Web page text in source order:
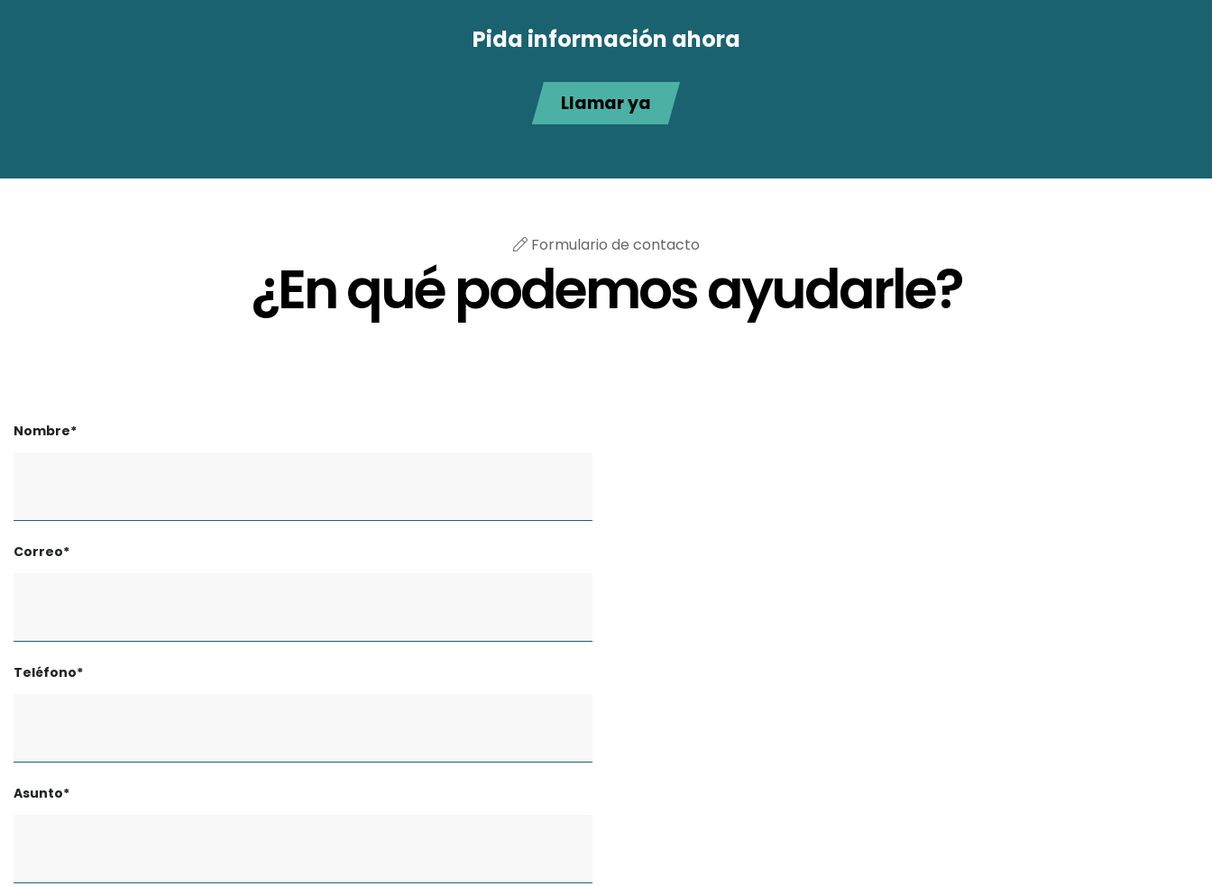
Pida información ahora
Llamar ya
Formulario de contacto
¿En qué podemos ayudarle?
Nombre*
Correo*
Teléfono*
Asunto*